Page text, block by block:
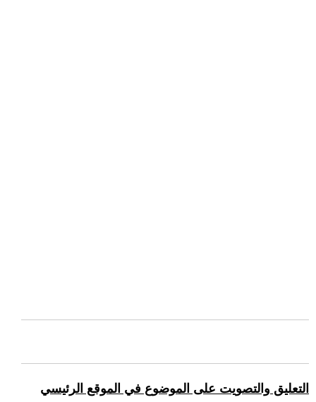
التعليق والتصويت على الموضوع في الموقع الرئيسي